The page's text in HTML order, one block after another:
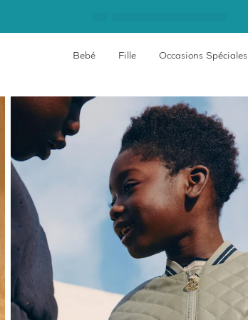
Bebé Fille Occasions Spéciales